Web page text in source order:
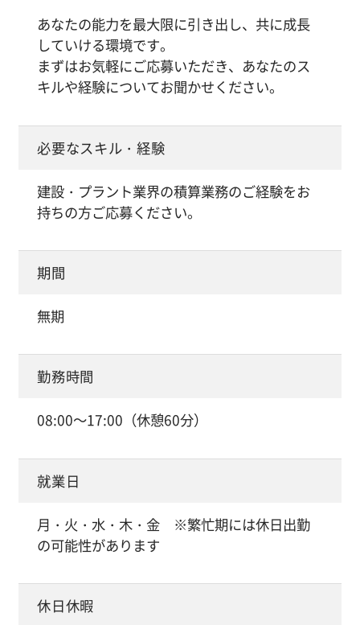
あなたの能力を最大限に引き出し、共に成長
していける環境です。
まずはお気軽にご応募いただき、あなたのス
キルや経験についてお聞かせください。
必要なスキル・経験
建設・プラント業界の積算業務のご経験をお
持ちの方ご応募ください。
期間
無期
勤務時間
08:00～17:00（休憩60分）
就業日
月・火・水・木・金 ※繁忙期には休日出勤
の可能性があります
休日休暇